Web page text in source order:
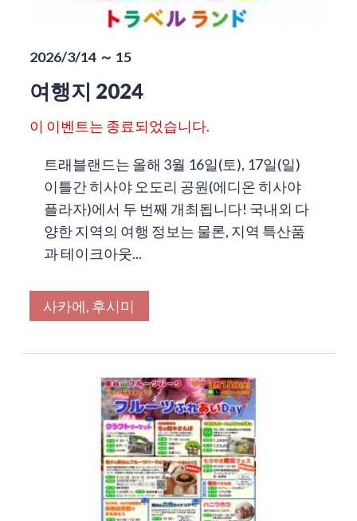
2026/3/14 ～ 15
여행지 2024
이 이벤트는 종료되었습니다.
트래블랜드는 올해 3월 16일(토), 17일(일)
이틀간 히사야 오도리 공원(에디온 히사야
플라자)에서 두 번째 개최됩니다! 국내외 다
양한 지역의 여행 정보는 물론, 지역 특산품
과 테이크아웃...
사카에, 후시미